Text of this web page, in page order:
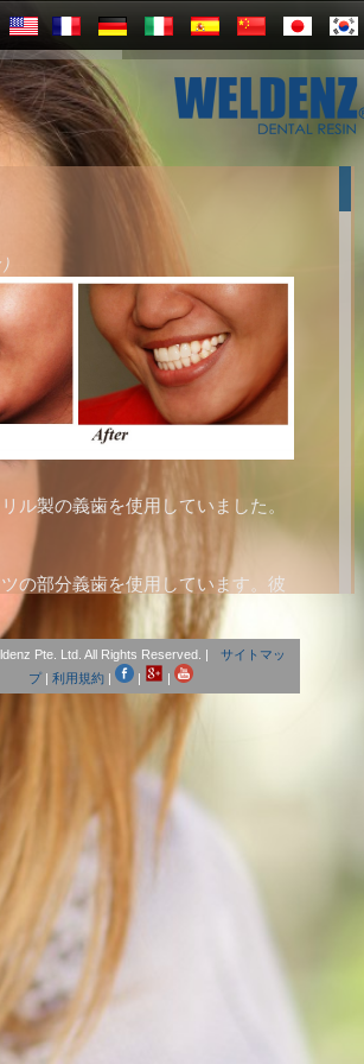
ル製の義歯を使用していました。
の部分義歯を使用しています。彼
れました。
Pte. Ltd. All Rights Reserved. |
サイトマッ
プ| 利用規約| | |